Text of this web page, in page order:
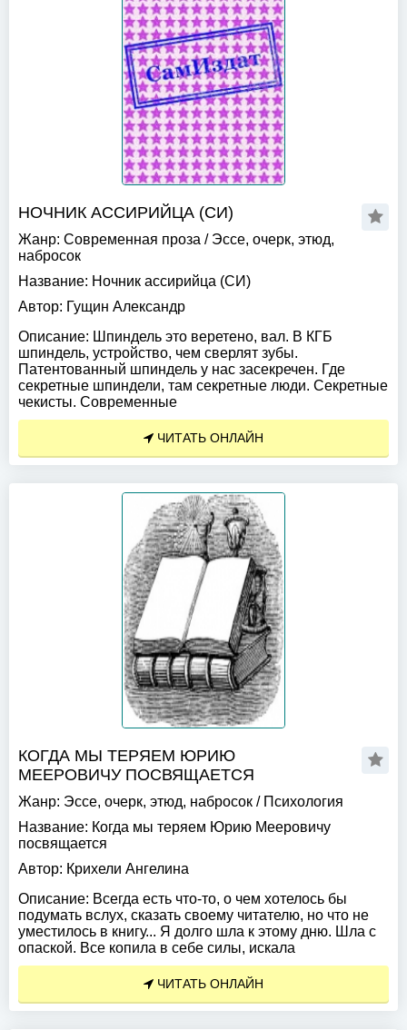
НОЧНИК АССИРИЙЦА (СИ)
Жанр: Современная проза / Эссе, очерк, этюд,
набросок
Название: Ночник ассирийца (СИ)
Автор: Гущин Александр
Описание: Шпиндель это веретено, вал. В КГБ
шпиндель, устройство, чем сверлят зубы.
Патентованный шпиндель у нас засекречен. Где
секретные шпиндели, там секретные люди. Секретные
чекисты. Современные
ЧИТАТЬ ОНЛАЙН
КОГДА МЫ ТЕРЯЕМ ЮРИЮ
МЕЕРОВИЧУ ПОСВЯЩАЕТСЯ
Жанр: Эссе, очерк, этюд, набросок / Психология
Название: Когда мы теряем Юрию Мееровичу
посвящается
Автор: Крихели Ангелина
Описание: Всегда есть что-то, о чем хотелось бы
подумать вслух, сказать своему читателю, но что не
уместилось в книгу... Я долго шла к этому дню. Шла с
опаской. Все копила в себе силы, искала
ЧИТАТЬ ОНЛАЙН